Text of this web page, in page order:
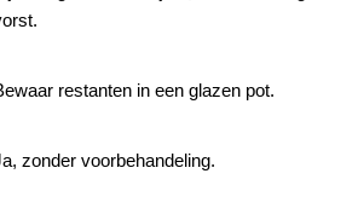
restanten in een glazen pot.
zonder voorbehandeling.